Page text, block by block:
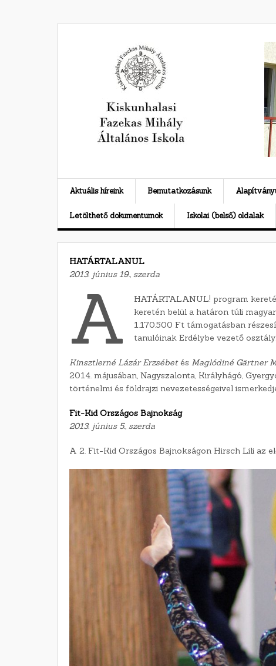
Aktuális híreink Bemutatkozásunk
Letölthető dokumentumok Iskolai (belső) oldalak
HATÁRTALANUL
2013. június 19., szerda
A
HATÁRTALANUL! program
keretén belül a határon túli
1.170.500 Ft támogatásban
tanulóinak Erdélybe vezető
Kinsztlerné Lázár Erzsébetés Maglódiné Gärtner
2014. májusában, Nagyszalonta, Királyhágó,
történelmi és földrajzi nevezetességeivel
Fit-Kid Országos Bajnokság
2013. június 5., szerda
A 2. Fit-Kid Országos Bajnokságon Hirsch Lili az